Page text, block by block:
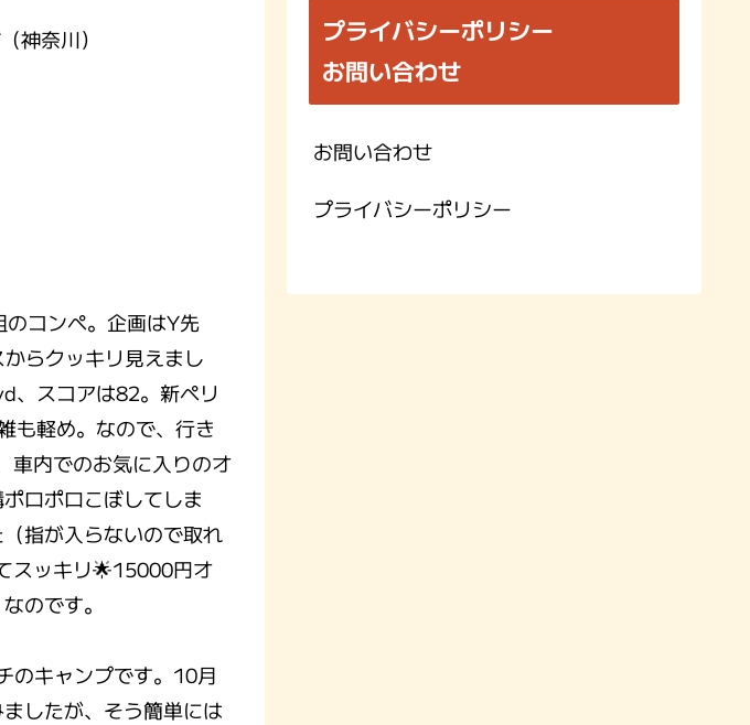
神奈川）
コンペ。企画はY先
らクッキリ見えまし
、スコアは82。新ペリ
も軽め。なので、行き
車内でのお気に入りのオ
ロポロこぼしてしま
指が入らないので取れ
スッキリ🌟15000円オ
のです。
のキャンプです。10月
したが、そう簡単には
プライバシーポリシー
お問い合わせ
お問い合わせ
プライバシーポリシー